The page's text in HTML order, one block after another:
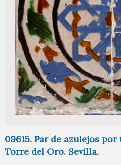
09615. Par de azulejos
Torre del Oro. Sevilla.